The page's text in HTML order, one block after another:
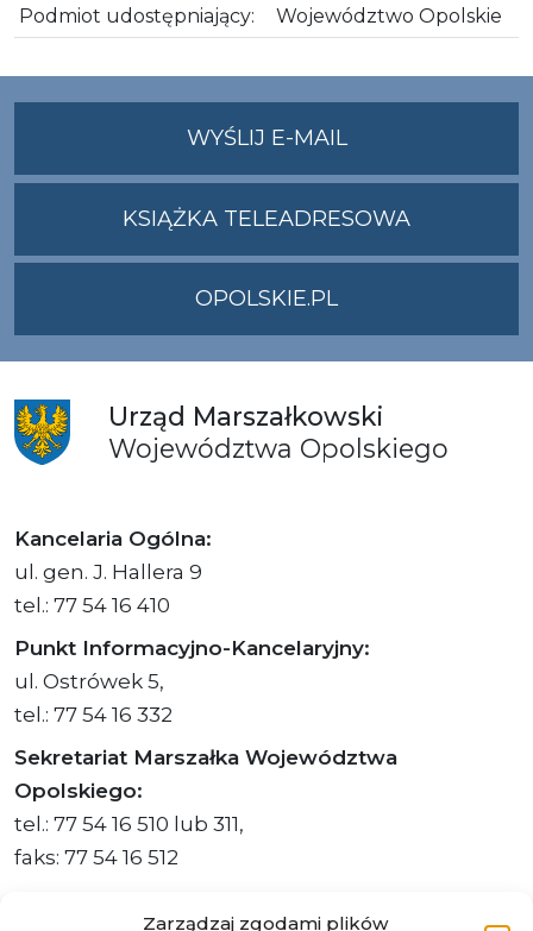
Zarządzaj zgodami plików
Podmiot udostępniający:
Województwo Opolskie
WYŚLIJ E-MAILNA
ADRES
KSIĄŻKA TELEADRESOWA
OPOLSKIE.PL
Urząd Marszałkowski
Województwa Opolskiego
Kancelaria Ogólna:
ul. gen. J. Hallera 9
tel.: 77 54 16 410
Punkt Informacyjno-Kancelaryjny:
ul. Ostrówek 5,
tel.: 77 54 16 332
Sekretariat Marszałka Województwa
Opolskiego:
tel.: 77 54 16 510 lub 311,
faks: 77 54 16 512